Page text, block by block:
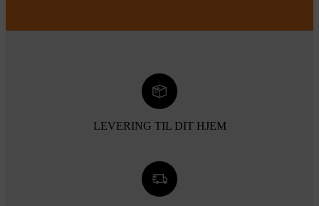
LEVERING TIL DIT HJEM